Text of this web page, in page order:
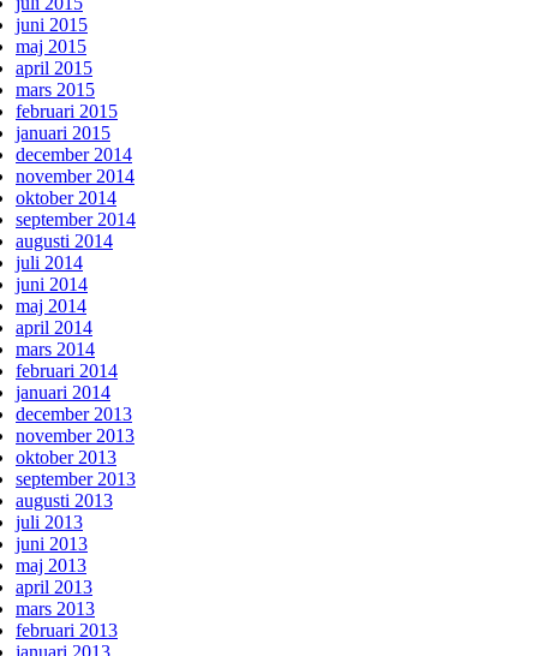
juni 2015
maj 2015
april 2015
mars 2015
februari 2015
januari 2015
december 2014
november 2014
oktober 2014
september 2014
augusti 2014
juli 2014
juni 2014
maj 2014
april 2014
mars 2014
februari 2014
januari 2014
december 2013
november 2013
oktober 2013
september 2013
augusti 2013
juli 2013
juni 2013
maj 2013
april 2013
mars 2013
februari 2013
januari 2013